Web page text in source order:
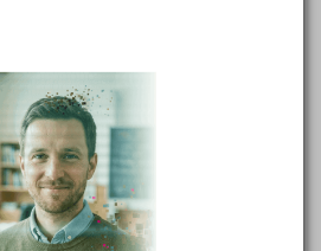
divadle
sloučenin a jejich význam
struktuře
obyvatelstva a geografie sídel